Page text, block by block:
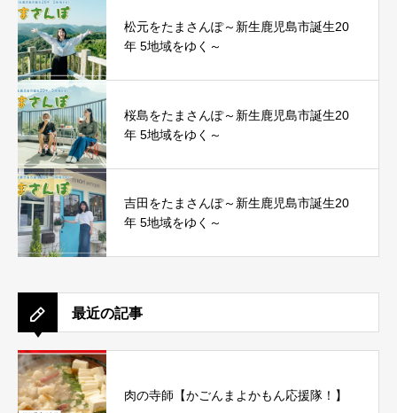
松元をたまさんぽ～新生鹿児島市誕生20
年 5地域をゆく～
桜島をたまさんぽ～新生鹿児島市誕生20
年 5地域をゆく～
吉田をたまさんぽ～新生鹿児島市誕生20
年 5地域をゆく～
最近の記事
肉の寺師【かごんまよかもん応援隊！】